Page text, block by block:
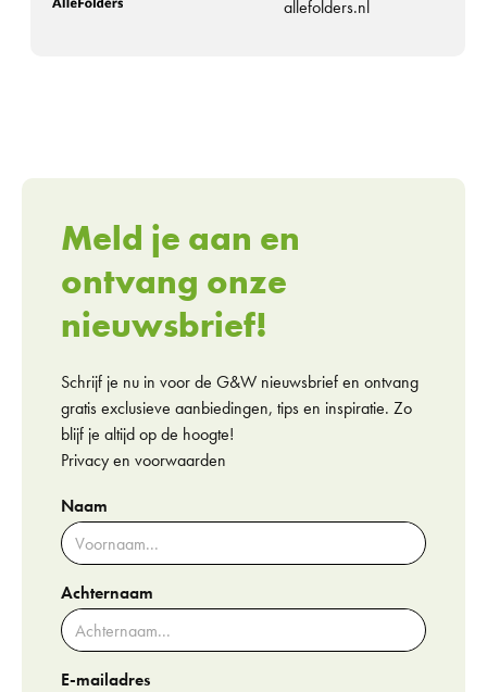
allefolders.nl
Meld je aan en
ontvang onze
nieuwsbrief!
Schrijf je nu in voor de G&W nieuwsbrief en ontvang
gratis exclusieve aanbiedingen, tips en inspiratie. Zo
blijf je altijd op de hoogte!
Privacy en voorwaarden
Naam
Achternaam
E-mailadres